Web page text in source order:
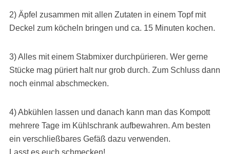
2) Äpfel zusammen mit allen Zutaten in einem Topf mit
Deckel zum köcheln bringen und ca. 15 Minuten kochen.
3) Alles mit einem Stabmixer durchpürieren. Wer gerne
Stücke mag püriert halt nur grob durch. Zum Schluss dann
noch einmal abschmecken.
4) Abkühlen lassen und danach kann man das Kompott
mehrere Tage im Kühlschrank aufbewahren. Am besten
ein verschließbares Gefäß dazu verwenden.
Lasst es euch schmecken!